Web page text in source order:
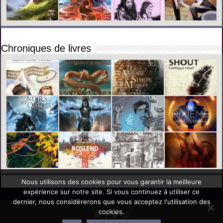
Chroniques de livres
Nous utilisons des cookies pour vous garantir la meilleure
expérience sur notre site. Si vous continuez à utiliser ce
dernier, nous considérerons que vous acceptez l'utilisation des
cookies.